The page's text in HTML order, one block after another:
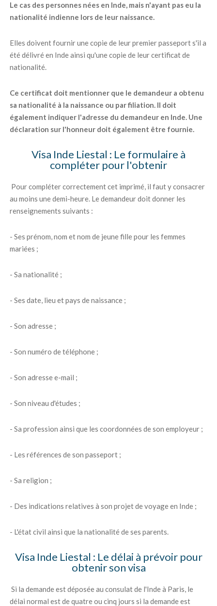
Le cas des personnes nées en Inde, mais n'ayant pas eu la
nationalité indienne lors de leur naissance.
Elles doivent fournir une copie de leur premier passeport s'il a
été délivré en Inde ainsi qu'une copie de leur certificat de
nationalité.
Ce certificat doit mentionner que le demandeur a obtenu
sa nationalité à la naissance ou par filiation. Il doit
également indiquer l'adresse du demandeur en Inde. Une
déclaration sur l'honneur doit également être fournie.
Visa Inde Liestal : Le formulaire à
compléter pour l'obtenir
Pour compléter correctement cet imprimé, il faut y consacrer
au moins une demi-heure. Le demandeur doit donner les
renseignements suivants :
- Ses prénom, nom et nom de jeune fille pour les femmes
mariées ;
- Sa nationalité ;
- Ses date, lieu et pays de naissance ;
- Son adresse ;
- Son numéro de téléphone ;
- Son adresse e-mail ;
- Son niveau d'études ;
- Sa profession ainsi que les coordonnées de son employeur ;
- Les références de son passeport ;
- Sa religion ;
- Des indications relatives à son projet de voyage en Inde ;
- L'état civil ainsi que la nationalité de ses parents.
Visa Inde Liestal : Le délai à prévoir pour
obtenir son visa
Si la demande est déposée au consulat de l'Inde à Paris, le
délai normal est de quatre ou cinq jours si la demande est